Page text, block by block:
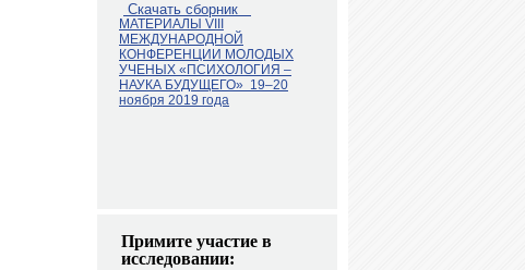
Скачать сборник
МАТЕРИАЛЫ VIII
МЕЖДУНАРОДНОЙ
КОНФЕРЕНЦИИ МОЛОДЫХ
УЧЕНЫХ «ПСИХОЛОГИЯ –
НАУКА БУДУЩЕГО» 19–20
ноября 2019 года
Примите участие в
исследовании: